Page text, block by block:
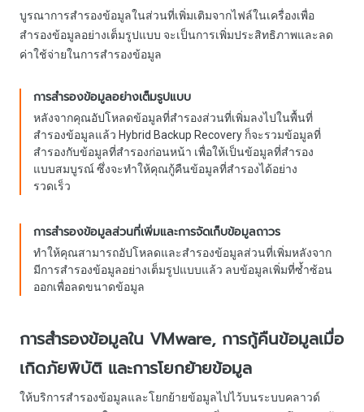
บูรณาการสำรองข้อมูลในส่วนที่เพิ่มเติมจากไฟล์ในเครื่องเพื่อ
สำรองข้อมูลอย่างเต็มรูปแบบ จะเป็นการเพิ่มประสิทธิภาพและลด
ค่าใช้จ่ายในการสำรองข้อมูล
การสำรองข้อมูลอย่างเต็มรูปแบบ
หลังจากคุณอัปโหลดข้อมูลที่สำรองส่วนที่เพิ่มลงไปในพื้นที่
สำรองข้อมูลแล้ว Hybrid Backup Recovery ก็จะรวมข้อมูลที่
สำรองกับข้อมูลที่สำรองก่อนหน้า เพื่อให้เป็นข้อมูลที่สำรอง
แบบสมบูรณ์ ซึ่งจะทำให้คุณกู้คืนข้อมูลที่สำรองได้อย่าง
รวดเร็ว
การสำรองข้อมูลส่วนที่เพิ่มและการจัดเก็บข้อมูลถาวร
ทำให้คุณสามารถอัปโหลดและสำรองข้อมูลส่วนที่เพิ่มหลังจาก
มีการสำรองข้อมูลอย่างเต็มรูปแบบแล้ว ลบข้อมูลเพิ่มที่ซ้ำซ้อน
ออกเพื่อลดขนาดข้อมูล
การสำรองข้อมูลใน VMware, การกู้คืนข้อมูลเมื่อ
เกิดภัยพิบัติ และการโยกย้ายข้อมูล
ให้บริการสำรองข้อมูลและโยกย้ายข้อมูลไปไว้บนระบบคลาวด์